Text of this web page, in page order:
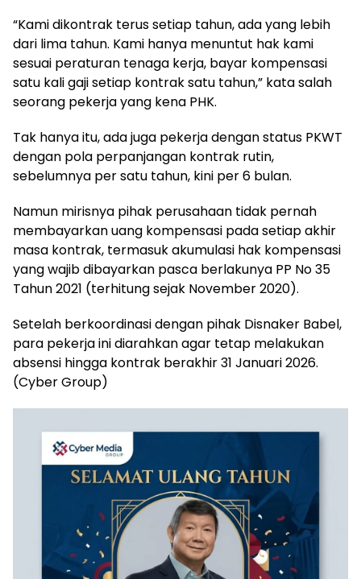
“Kami dikontrak terus setiap tahun, ada yang lebih
dari lima tahun. Kami hanya menuntut hak kami
sesuai peraturan tenaga kerja, bayar kompensasi
satu kali gaji setiap kontrak satu tahun,” kata salah
seorang pekerja yang kena PHK.
Tak hanya itu, ada juga pekerja dengan status PKWT
dengan pola perpanjangan kontrak rutin,
sebelumnya per satu tahun, kini per 6 bulan.
Namun mirisnya pihak perusahaan tidak pernah
membayarkan uang kompensasi pada setiap akhir
masa kontrak, termasuk akumulasi hak kompensasi
yang wajib dibayarkan pasca berlakunya PP No 35
Tahun 2021 (terhitung sejak November 2020).
Setelah berkoordinasi dengan pihak Disnaker Babel,
para pekerja ini diarahkan agar tetap melakukan
absensi hingga kontrak berakhir 31 Januari 2026.
(Cyber Group)